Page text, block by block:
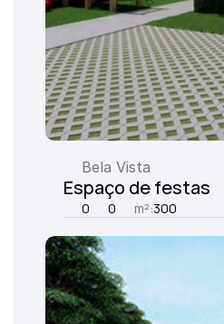
Bela Vista
Espaço de festas
0 0 m²:300